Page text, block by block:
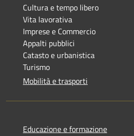
Cultura e tempo libero
Vita lavorativa
Imprese e Commercio
Appalti pubblici
Catasto e urbanistica
Turismo
Mobilità e trasporti
Educazione e formazione